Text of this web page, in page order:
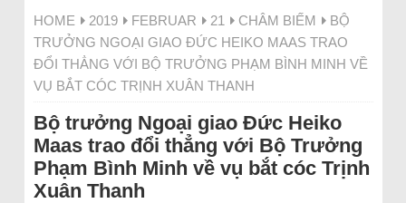
HOME 2019 FEBRUAR 21 CHÂM BIẾM
BỘ
TRƯỞNG NGOẠI GIAO ĐỨC HEIKO MAAS TRAO
ĐỔI THẲNG VỚI BỘ TRƯỞNG PHẠM BÌNH MINH VỀ
VỤ BẮT CÓC TRỊNH XUÂN THANH
Bộ trưởng Ngoại giao Đức Heiko
Maas trao đổi thẳng với Bộ Trưởng
Phạm Bình Minh về vụ bắt cóc Trịnh
Xuân Thanh